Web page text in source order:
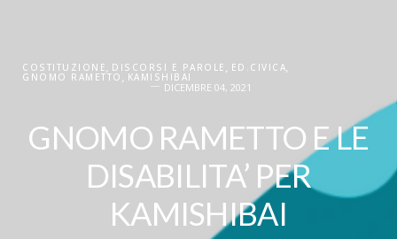
COSTITUZIONE, DISCORSI E PAROLE , ED.CIVICA,
GNOMO RAMETTO , KAMISHIBAI
DICEMBRE 04, 2021
GNOMO RAMETTO E LE
DISABILITA’ PER
KAMISHIBAI